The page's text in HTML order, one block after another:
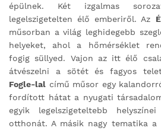
épülnek. Két izgalmas
legelszigetelten élő emberiről. Az
műsorban a világ leghidegebb
helyeket, ahol a hőmérséklet
fogig süllyed. Vajon az itt élő
átvészelni a sötét és fagyos
Fogle-lal című műsor egy
fordított hátat a nyugati
egyik legelszigeteltebb
otthonát. A másik nagy tematika a